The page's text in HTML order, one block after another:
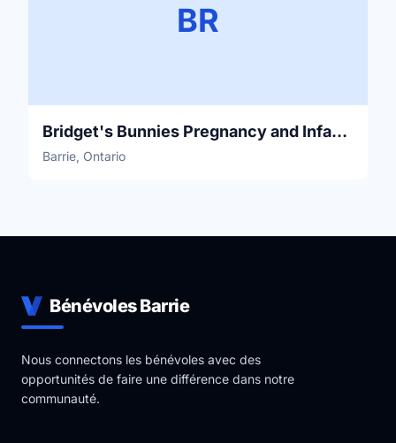
BR
Bridget's Bunnies Pregnancy and Infant Loss Foundation
Barrie, Ontario
Bénévoles Barrie
Nous connectons les bénévoles avec des
opportunités de faire une différence dans notre
communauté.